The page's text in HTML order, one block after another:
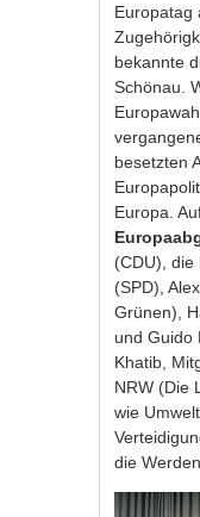
Europatag
bekannte
Schönau.
besetzten
Europa.
(CDU), die
(SPD),
Grünen),
und Guido
Khatib,
NRW (Die
wie
die